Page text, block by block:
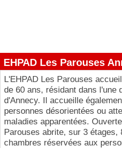
EHPAD Les Parouses
L'EHPAD Les Parouses
de 60 ans, résidant dans l'une
d'Annecy. Il accueille
personnes désorientées ou
maladies apparentées.
Parouses abrite, sur 3 étages,
chambres réservées aux